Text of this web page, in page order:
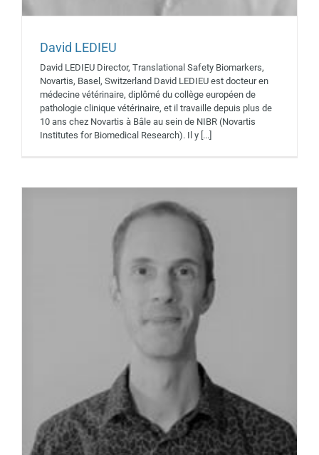
David LEDIEU
David LEDIEU Director, Translational Safety Biomarkers,
Novartis, Basel, Switzerland David LEDIEU est docteur en
médecine vétérinaire, diplômé du collège européen de
pathologie clinique vétérinaire, et il travaille depuis plus de
10 ans chez Novartis à Bâle au sein de NIBR (Novartis
Institutes for Biomedical Research). Il y [...]
Intervenants 2019